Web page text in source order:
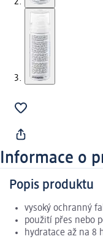
Informace o
Popis produktu
vysoký ochranný
použití přes nebo
hydratace až na 8